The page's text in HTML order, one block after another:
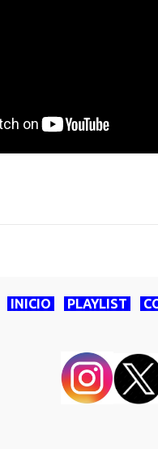
INICIO PLAYLIST